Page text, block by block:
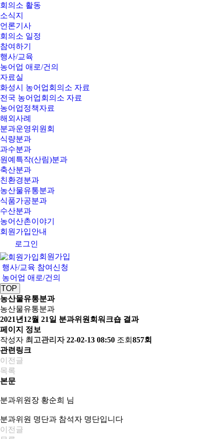
회의소 활동
소식지
언론기사
회의소 일정
참여하기
행사/교육
농어업 애로/건의
자료실
화성시 농어업회의소 자료
전국 농어업회의소 자료
농어업정책자료
해외사례
분과운영위원회
식량분과
과수분과
원예특작(산림)분과
축산분과
친환경분과
농산물유통분과
식품가공분과
수산분과
농어산촌이야기
회원가입안내
로그인
회원가입
행사/교육 참여신청
농어업 애로/건의
TOP
농산물유통분과
농산물유통분과
2021년12월 21일 분과위원회워크숍 결과
페이지 정보
작성자 최고관리자 22-02-13 08:50 조회 857회
관련링크
이전글
목록
본문
분과위원장 황순희 님
분과위원 명단과 참석자 명단입니다
이전글